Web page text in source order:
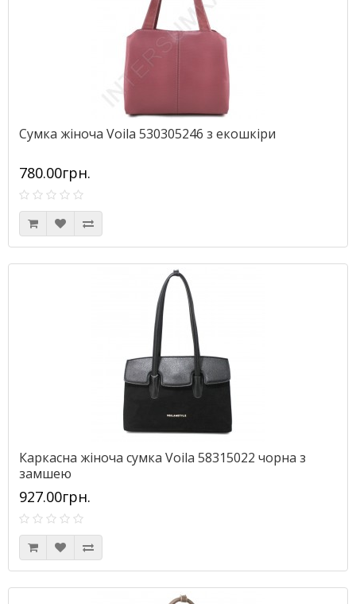
Сумка жіноча Voila 530305246 з екошкіри
780.00грн.
Каркасна жіноча сумка Voila 58315022 чорна з
замшею
927.00грн.